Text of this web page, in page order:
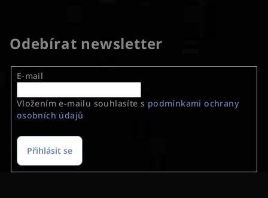
Odebírat newsletter
E-mail
Vložením e-mailu souhlasíte s podmínkami ochrany
osobních údajů
Přihlásit se